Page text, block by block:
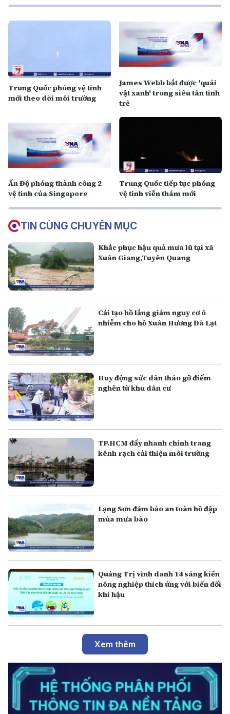
Trung Quốc phóng vệ tinh
mới theo dõi môi trường
James Webb bắt được 'quái
vật xanh' trong siêu tân tinh
trẻ
Ấn Độ phóng thành công 2
vệ tinh của Singapore
Trung Quốc tiếp tục phóng
vệ tinh viễn thám mới
TIN CÙNG CHUYÊN MỤC
Khắc phục hậu quả mưa lũ tại xã
Xuân Giang,Tuyên Quang
Cải tạo hồ lắng giảm nguy cơ ô
nhiễm cho hồ Xuân Hương Đà Lạt
Huy động sức dân tháo gỡ điểm
nghẽn từ khu dân cư
TP.HCM đẩy nhanh chỉnh trang
kênh rạch cải thiện môi trường
Lạng Sơn đảm bảo an toàn hồ đập
mùa mưa bão
Quảng Trị vinh danh 14 sáng kiến
nông nghiệp thích ứng với biến đổi
khí hậu
Xem thêm